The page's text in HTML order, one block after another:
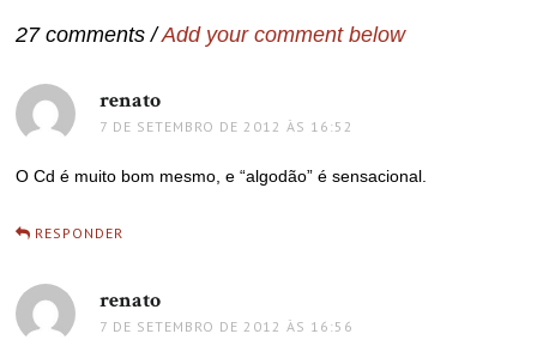
27 comments /Add your comment below
renato
7 DE SETEMBRO DE 2012 ÀS 16:52
O Cd é muito bom mesmo, e “algodão” é sensacional.
RESPONDER
renato
7 DE SETEMBRO DE 2012 ÀS 16:56